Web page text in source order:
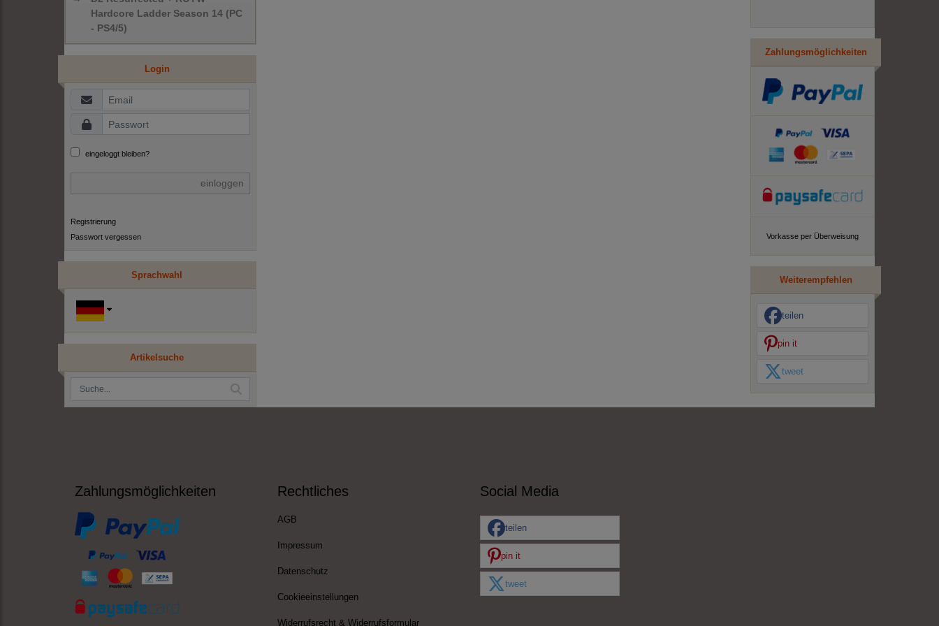
Hardcore Ladder Season 14 (PC
- PS4/5)
Login
eingeloggt bleiben?
einloggen
Registrierung
Passwort vergessen
Sprachwahl
Artikelsuche
Zahlungsmöglichkeiten
Vorkasse per Überweisung
Weiterempfehlen
teilen
pin it
tweet
Zahlungsmöglichkeiten Rechtliches
AGB
Impressum
Datenschutz
Cookieeinstellungen
Widerrufsrecht & Widerrufsformular
Social Media
teilen
pin it
tweet